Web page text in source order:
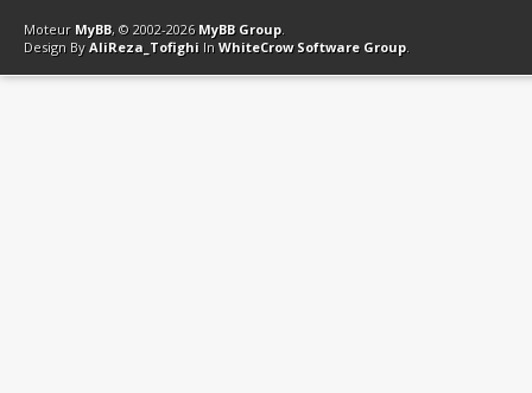
Moteur MyBB, © 2002-2026 MyBB Group.
Design By AliReza_Tofighi In WhiteCrow Software Group.